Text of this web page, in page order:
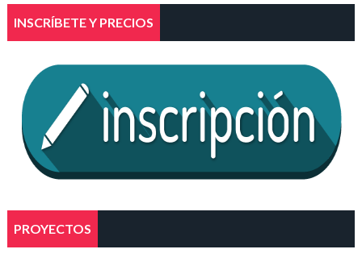
INSCRÍBETE Y PRECIOS
PROYECTOS